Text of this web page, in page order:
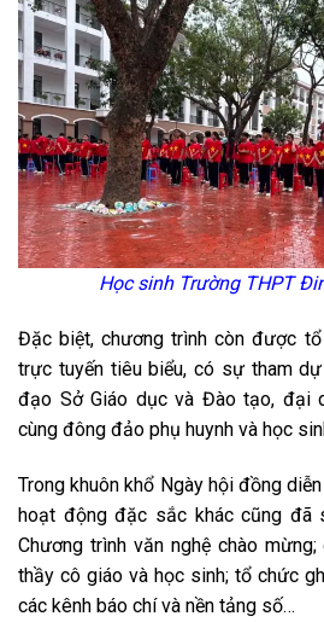
Học sinh Trường THPT
Đặc biệt, chương trình còn được
trực tuyến tiêu biểu, có sự tham
đạo Sở Giáo dục và Đào tạo, đại
cùng đông đảo phụ huynh và học
Trong khuôn khổ Ngày hội đồng
hoạt động đặc sắc khác cũng đã
Chương trình văn nghệ chào
thầy cô giáo và học sinh; tổ chức
các kênh báo chí và nền tảng số…